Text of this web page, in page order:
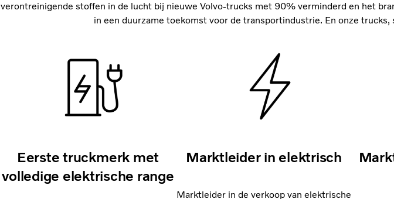
verontreinigende stoffen in de lucht bij nieuwe Volvo-trucks met 90% verminderd en het
in een duurzame toekomst voor de transportindustrie. En onze
Eerste truckmerk met
volledige elektrische range
Marktleider in elektrisch
Marktleider in de verkoop van elektrische